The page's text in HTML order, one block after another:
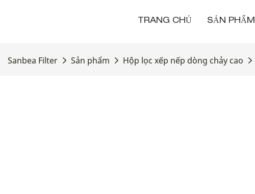
TRANG CHỦ SẢN PHẨM
Sanbea Filter Sản phẩm Hộp lọc xếp nếp dòng chảy cao